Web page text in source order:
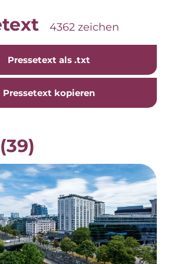
Fürth
Public Relations
4362 zeichen
Pressetext als .txt
Pressetext kopieren